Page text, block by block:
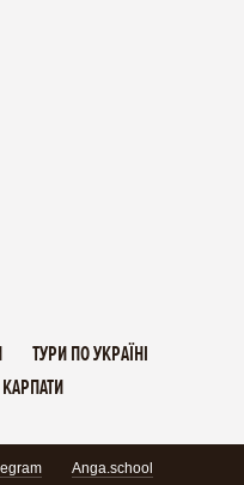
ТУРИ ПО УКРАЇНІ
Anga.school